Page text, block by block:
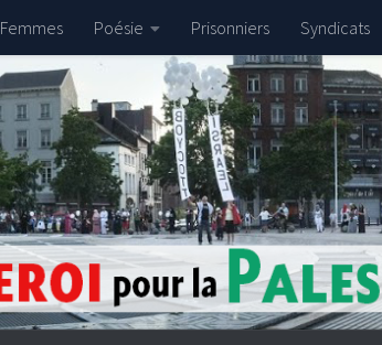
Femmes Poésie Prisonniers Syndicats